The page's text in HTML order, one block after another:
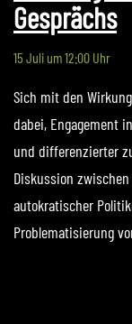
Gesprächs
15 Juli um 12:00 Uhr
Sich mit den
dabei, Engagement
und differenzierter
Diskussion
autokratischer
Problematisierung